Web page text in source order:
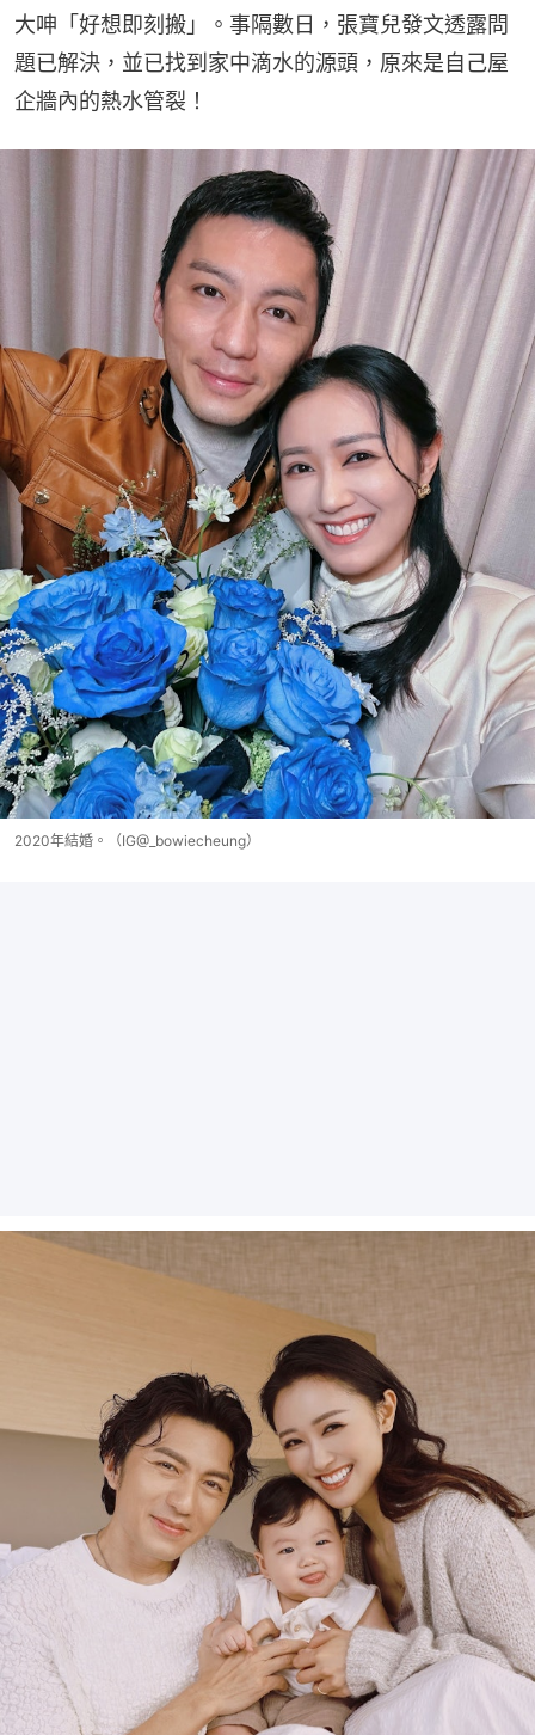
大呻「好想即刻搬」。事隔數日，張寶兒發文透露問
題已解決，並已找到家中滴水的源頭，原來是自己屋
企牆內的熱水管裂！
2020年結婚。（IG@_bowiecheung）